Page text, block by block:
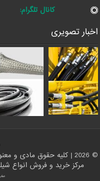
کانال تلگرام:
اخبار تصویری
© 2026 | کلیه حقوق مادی و معنوی این وب سایت متعلق است به سایت
مرکز خرید و فروش انواع